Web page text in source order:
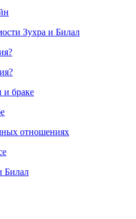
Зухра и Билал
и браке
отношениях
Билал